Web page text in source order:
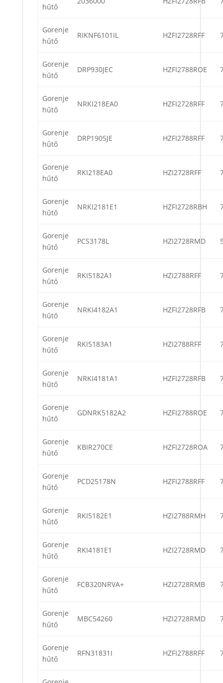
hűtő
Gorenje
hűtő
RIKNF6101IL HZFI2728RFF
Gorenje
hűtő
DRP930JEC HZFI2788ROE
Gorenje
hűtő
NRKI218EA0 HZFI2728RFF
Gorenje
hűtő
DRP1905JE HZFI2788RFF
Gorenje
hűtő
RKI218EA0 HZI2728RFF
Gorenje
hűtő
NRKI2181E1 HZFI2728RBH
Gorenje
hűtő
PCS3178L HZI2728RMD
Gorenje
hűtő
RKI5182A1 HZI2788RFF
Gorenje
hűtő
NRKI4182A1 HZFI2728RFB
Gorenje
hűtő
RKI5183A1 HZI2788RFF
Gorenje
hűtő
NRKI4181A1 HZFI2728RFB
Gorenje
hűtő
GDNRK5182A2 HZFI2788ROE
Gorenje
hűtő
KBIR270CE HZFI2728ROA
Gorenje
hűtő
PCD25178N HZFI2788RFF
Gorenje
hűtő
RKI5182E1 HZI2788RMH
Gorenje
hűtő
RKI4181E1 HZI2728RMD
Gorenje
hűtő
FCB320NRVA+ HZI2728RMB
Gorenje
hűtő
MBC54260 HZI2728RMD
Gorenje
hűtő
RFN31831I HZFI2788RFF